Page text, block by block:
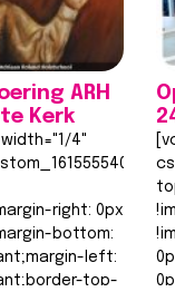
ARH
Kerk
4"
right: 0px
bottom:
left:
top-